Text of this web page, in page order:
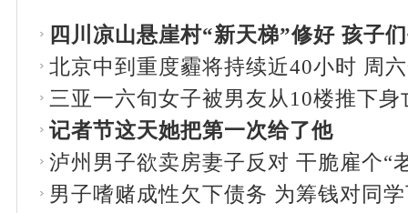
四川凉山悬崖村“新天梯”修好 孩子
北京中到重度霾将持续近40小时 周
三亚一六旬女子被男友从10楼推下身
记者节这天她把第一次给了他
泸州男子欲卖房妻子反对 干脆雇个“
男子嗜赌成性欠下债务 为筹钱对同